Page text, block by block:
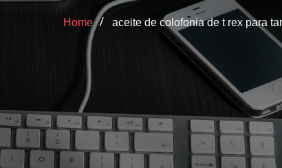
Home aceite de colofonia de t rex para